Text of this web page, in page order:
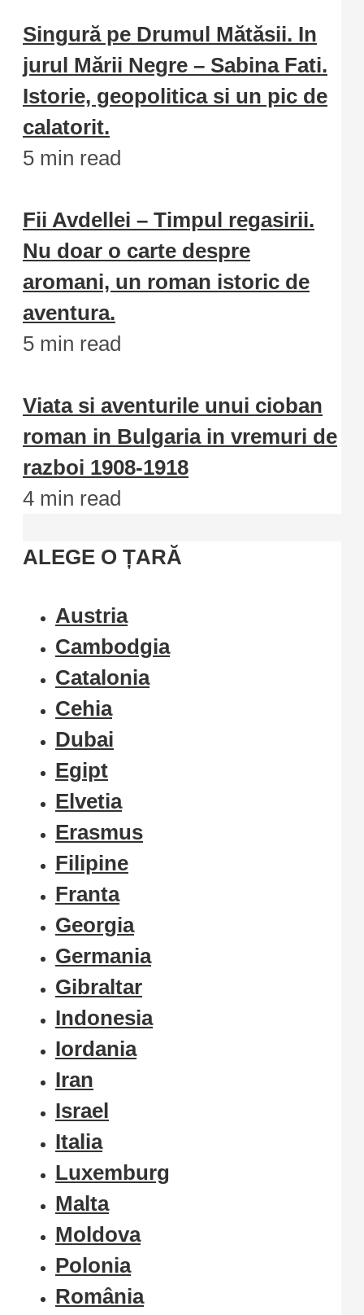
Singură pe Drumul Mătăsii. In
jurul Mării Negre – Sabina Fati.
Istorie, geopolitica si un pic de
calatorit.
5 min read
Fii Avdellei – Timpul regasirii.
Nu doar o carte despre
aromani, un roman istoric de
aventura.
5 min read
Viata si aventurile unui cioban
roman in Bulgaria in vremuri de
razboi 1908-1918
4 min read
ALEGE O ȚARĂ
Austria
Cambodgia
Catalonia
Cehia
Dubai
Egipt
Elvetia
Erasmus
Filipine
Franta
Georgia
Germania
Gibraltar
Indonesia
Iordania
Iran
Israel
Italia
Luxemburg
Malta
Moldova
Polonia
România